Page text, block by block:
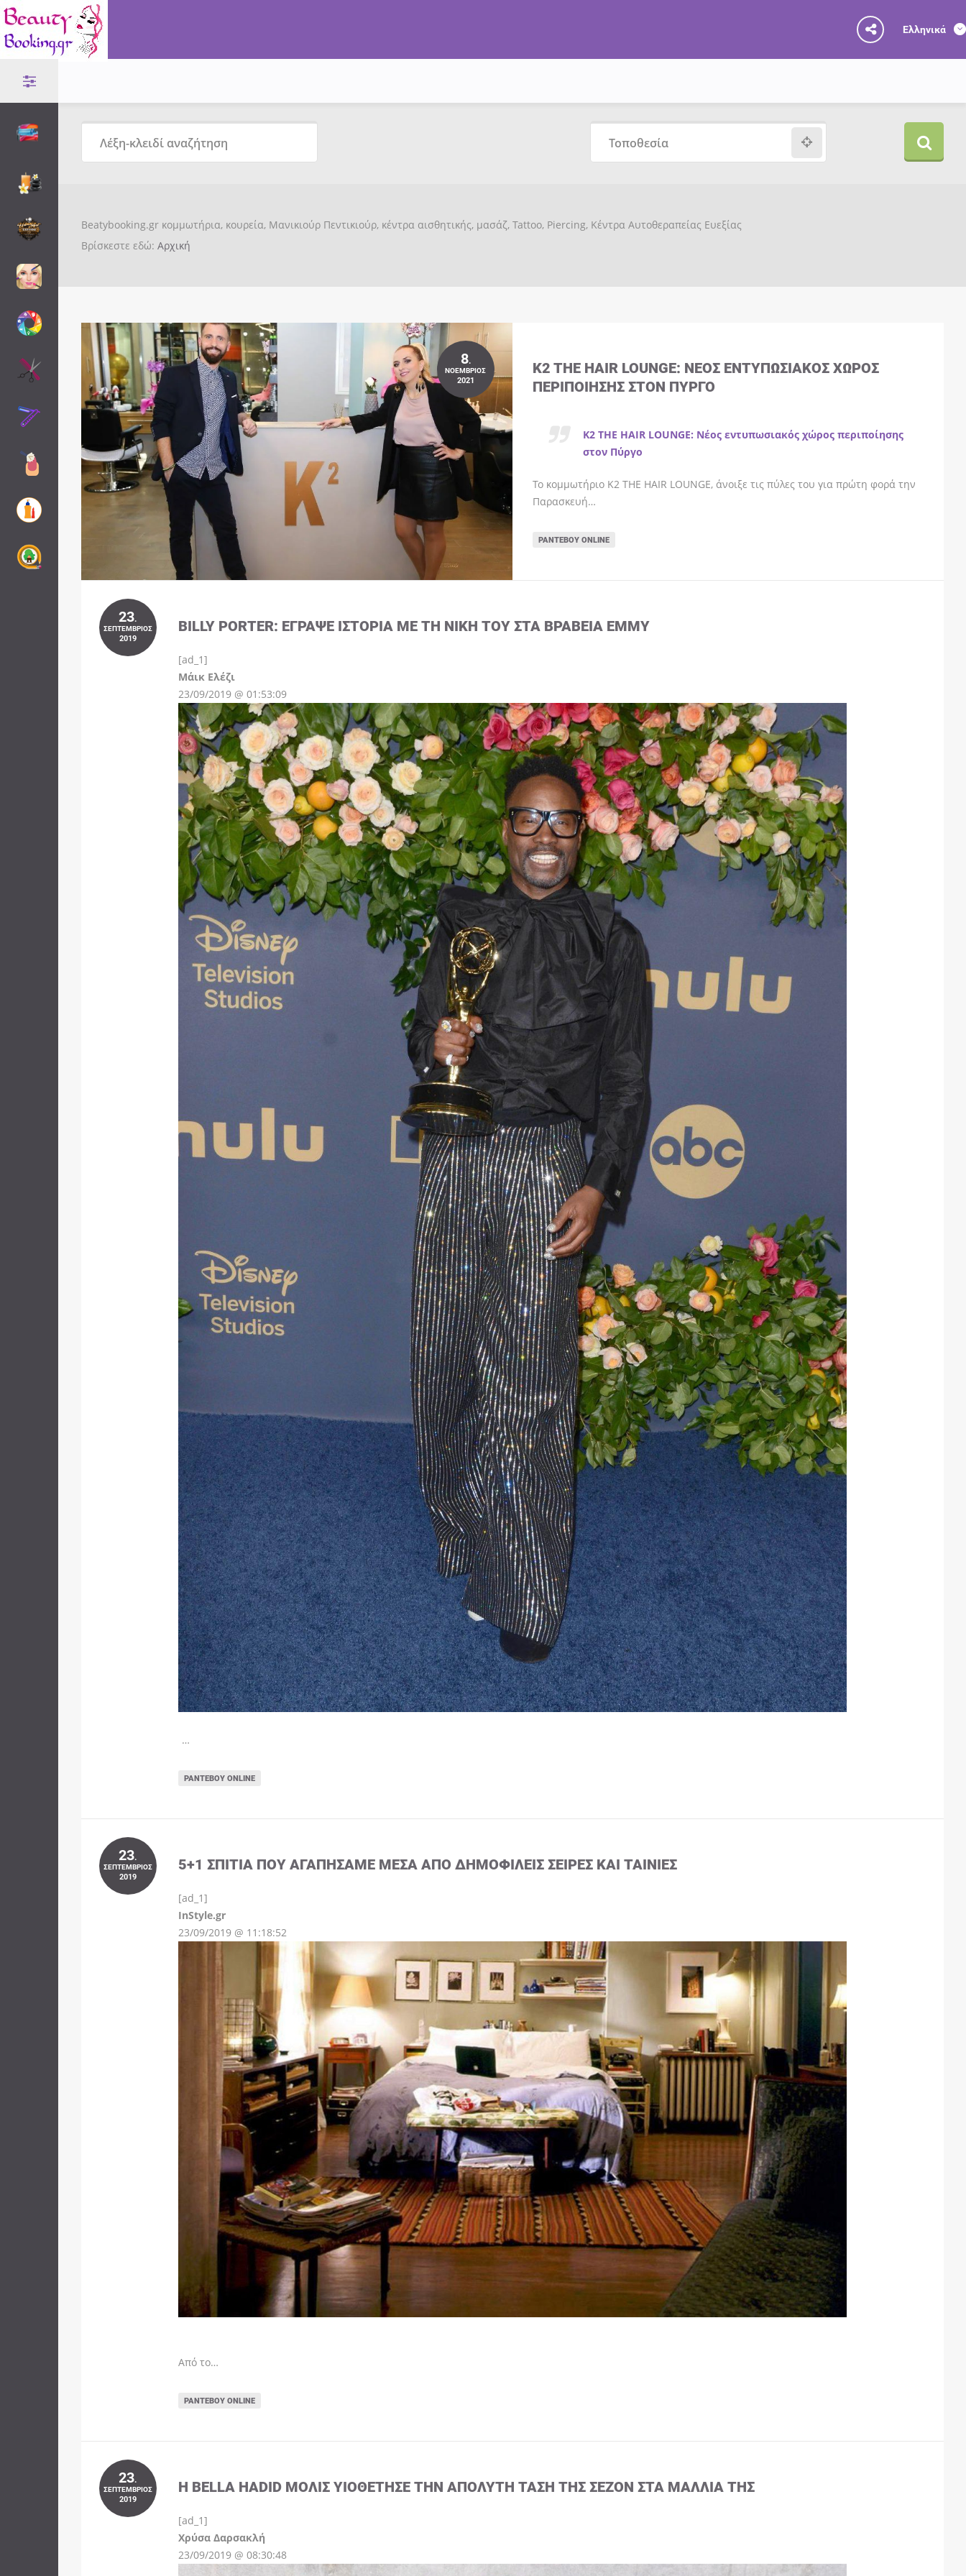
Ελληνικά
Beatybooking.gr κομμωτήρια, κουρεία, Μανικιούρ Πεντικιούρ, κέντρα αισθητικής, μασάζ, Tattoo, Piercing, Κέντρα Αυτοθεραπείας Ευεξίας
Βρίσκεστε εδώ: Αρχική
8.
ΝΟΈΜΒΡΙΟΣ
2021
K2 THE HAIR LOUNGE: ΝΈΟΣ ΕΝΤΥΠΩΣΙΑΚΌΣ ΧΏΡΟΣ
ΠΕΡΙΠΟΊΗΣΗΣ ΣΤΟΝ ΠΎΡΓΟ
K2 THE HAIR LOUNGE: Νέος εντυπωσιακός χώρος περιποίησης
στον Πύργο
Το κομμωτήριο K2 THE HAIR LOUNGE, άνοιξε τις πύλες του για πρώτη φορά την
Παρασκευή…
ΡΑΝΤΕΒΟΎ ONLINE
23.
ΣΕΠΤΈΜΒΡΙΟΣ
2019
BILLY PORTER: ΈΓΡΑΨΕ ΙΣΤΟΡΊΑ ΜΕ ΤΗ ΝΊΚΗ ΤΟΥ ΣΤΑ ΒΡΑΒΕΊΑ EMMY
[ad_1]
Μάικ ΕλέζιInstagram
23/09/2019 @ 01:53:09
…
ΡΑΝΤΕΒΟΎ ONLINE
23.
ΣΕΠΤΈΜΒΡΙΟΣ
2019
5+1 ΣΠΊΤΙΑ ΠΟΥ ΑΓΑΠΉΣΑΜΕ ΜΈΣΑ ΑΠΌ ΔΗΜΟΦΙΛΕΊΣ ΣΕΙΡΈΣ ΚΑΙ ΤΑΙΝΊΕΣ
[ad_1]
InStyle.gr
23/09/2019 @ 11:18:52
Από το…
ΡΑΝΤΕΒΟΎ ONLINE
23.
ΣΕΠΤΈΜΒΡΙΟΣ
2019
Η BELLA HADID ΜΌΛΙΣ ΥΙΟΘΈΤΗΣΕ ΤΗΝ ΑΠΌΛΥΤΗ ΤΆΣΗ ΤΗΣ ΣΕΖΌΝ ΣΤΑ ΜΑΛΛΙΆ ΤΗΣ
[ad_1]
Χρύσα ΔαρσακλήInstagram
23/09/2019 @ 08:30:48